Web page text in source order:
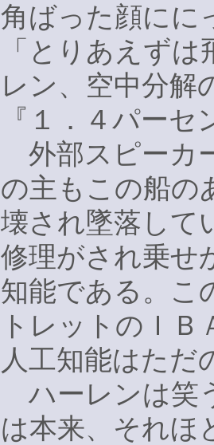
角ばった顔にに
「とりあえず
レン、空中分解
『１．４パーセ
外部スピーカ
の主もこの船の
壊され墜落して
修理がされ乗せ
知能である。こ
トレットのＩ
人工知能はただ
ハーレンは笑
は本来、それほ